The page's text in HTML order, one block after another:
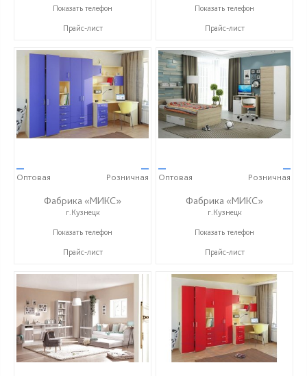
+7 (937) 423-36-37
Показать телефон
Прайс-лист
+7 (937) 423-36-37
Показать телефон
Прайс-лист
—
Оптовая
—
Розничная
Фабрика «МИКС»
г.Кузнецк
+7 (937) 423-36-37
Показать телефон
Прайс-лист
—
Оптовая
—
Розничная
Фабрика «МИКС»
г.Кузнецк
+7 (937) 423-36-37
Показать телефон
Прайс-лист